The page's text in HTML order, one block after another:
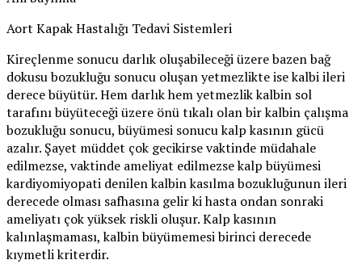
Aort Kapak Hastalığı Tedavi Sistemleri
Kireçlenme sonucu darlık oluşabileceği üzere bazen bağ
dokusu bozukluğu sonucu oluşan yetmezlikte ise kalbi ileri
derece büyütür. Hem darlık hem yetmezlik kalbin sol
tarafını büyüteceği üzere önü tıkalı olan bir kalbin çalışma
bozukluğu sonucu, büyümesi sonucu kalp kasının gücü
azalır. Şayet müddet çok gecikirse vaktinde müdahale
edilmezse, vaktinde ameliyat edilmezse kalp büyümesi
kardiyomiyopati denilen kalbin kasılma bozukluğunun ileri
derecede olması safhasına gelir ki hasta ondan sonraki
ameliyatı çok yüksek riskli oluşur. Kalp kasının
kalınlaşmaması, kalbin büyümemesi birinci derecede
kıymetli kriterdir.